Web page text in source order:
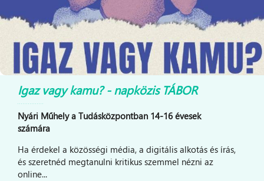
Igaz vagy kamu? - napközis TÁBOR
Nyári Műhely a Tudásközpontban 14-16 évesek
számára
Ha érdekel a közösségi média, a digitális alkotás és írás,
és szeretnéd megtanulni kritikus szemmel nézni az
online...